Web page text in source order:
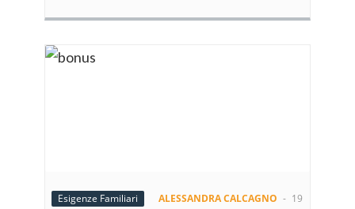
Esigenze Familiari ALESSANDRA CALCAGNO - 19